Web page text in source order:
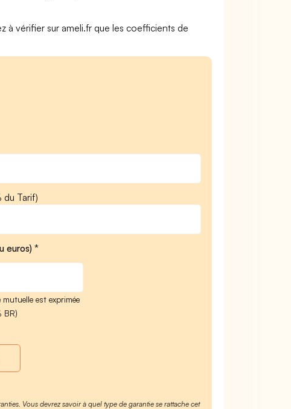
à vérifier sur ameli.fr que les coefficients de
du Tarif)
euros) *
est exprimée
BR)
Vous devrez savoir à quel type de garantie se rattache cet